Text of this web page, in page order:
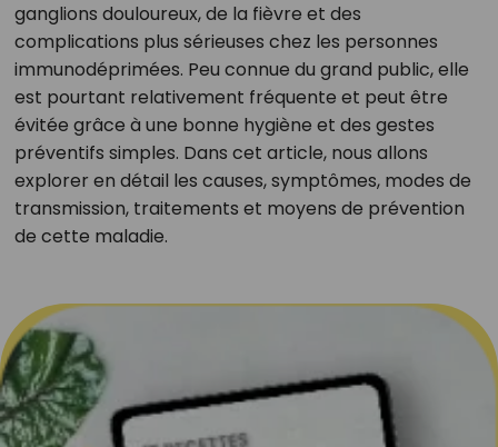
ganglions douloureux, de la fièvre et des
complications plus sérieuses chez les personnes
immunodéprimées. Peu connue du grand public, elle
est pourtant relativement fréquente et peut être
évitée grâce à une bonne hygiène et des gestes
préventifs simples. Dans cet article, nous allons
explorer en détail les causes, symptômes, modes de
transmission, traitements et moyens de prévention
de cette maladie.